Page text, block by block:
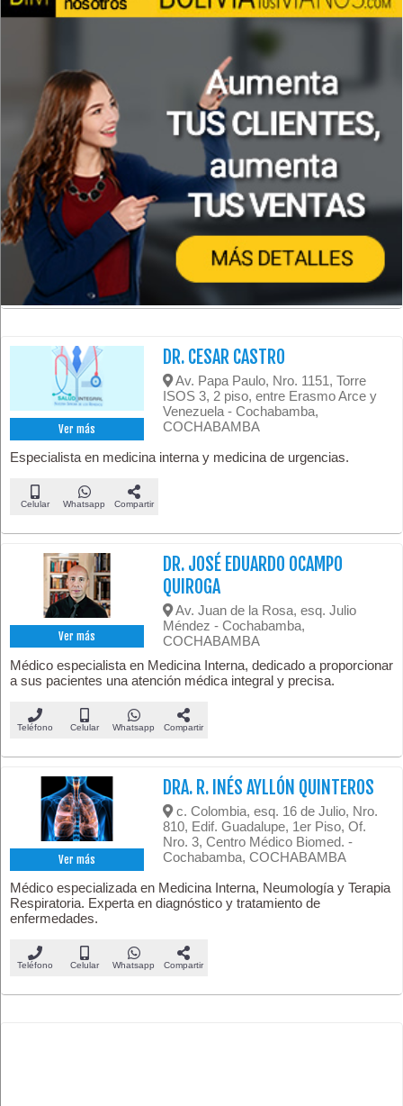
Ver más
DR. CESAR CASTRO
Av. Papa Paulo, Nro. 1151, Torre
ISOS 3, 2 piso, entre Erasmo Arce y
Venezuela - Cochabamba,
COCHABAMBA
Especialista en medicina interna y medicina de urgencias.
Celular Whatsapp Compartir
Ver más
DR. JOSÉ EDUARDO OCAMPO
QUIROGA
Av. Juan de la Rosa, esq. Julio
Méndez - Cochabamba,
COCHABAMBA
Médico especialista en Medicina Interna, dedicado a proporcionar
a sus pacientes una atención médica integral y precisa.
Teléfono Celular Whatsapp Compartir
Ver más
DRA. R. INÉS AYLLÓN QUINTEROS
c. Colombia, esq. 16 de Julio, Nro.
810, Edif. Guadalupe, 1er Piso, Of.
Nro. 3, Centro Médico Biomed. -
Cochabamba, COCHABAMBA
Médico especializada en Medicina Interna, Neumología y Terapia
Respiratoria. Experta en diagnóstico y tratamiento de
enfermedades.
Teléfono Celular Whatsapp Compartir